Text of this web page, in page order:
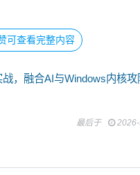
可查看完整内容
，融合AI与Windows内核
最后于 2026-